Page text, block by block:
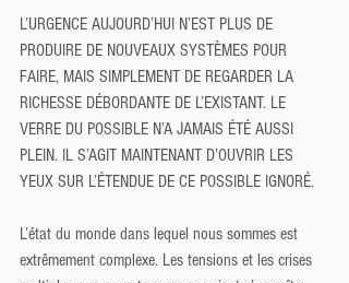
L’URGENCE AUJOURD’HUI N’EST PLUS DE
PRODUIRE DE NOUVEAUX SYSTÈMES POUR
FAIRE, MAIS SIMPLEMENT DE REGARDER LA
RICHESSE DÉBORDANTE DE L’EXISTANT. LE
VERRE DU POSSIBLE N’A JAMAIS ÉTÉ AUSSI
PLEIN. IL S’AGIT MAINTENANT D’OUVRIR LES
YEUX SUR L’ÉTENDUE DE CE POSSIBLE IGNORÉ.
L’état du monde dans lequel nous sommes est
extrêmement complexe. Les tensions et les crises